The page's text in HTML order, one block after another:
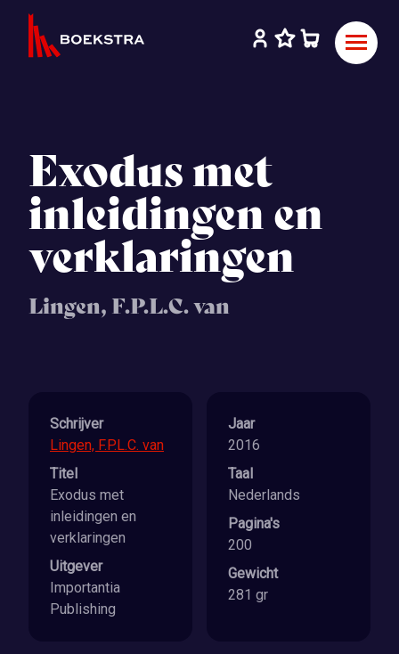
Exodus met
inleidingen en
verklaringen
Lingen, F.P.L.C. van
Schrijver
Lingen, F.P.L.C. van
Titel
Exodus met
inleidingen en
verklaringen
Uitgever
Importantia
Publishing
Jaar
2016
Taal
Nederlands
Pagina's
200
Gewicht
281 gr